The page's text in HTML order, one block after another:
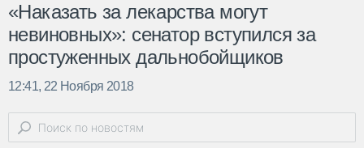
«Наказать за лекарства могут
невиновных»: сенатор вступился за
простуженных дальнобойщиков
12:41, 22 Ноября 2018